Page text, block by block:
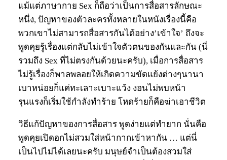
แม้แต่ภาษากาย Sex ก็ถือว่าเป็นการสื่อสารลักษณะ
หนึ่ง, ปัญหาของตัวละครทั้งหลายในหนังเรื่องนี้คือ
พวกเขาไม่สามารถสื่อสารกันได้อย่าง’เข้าใจ’ ถึงจะ
พูดคุยรู้เรื่องแต่กลับไม่เข้าใจตัวตนของกันและกัน (นี่
รวมถึง Sex ที่ไม่ตรงกันด้วยนะครับ), เมื่อการสื่อสาร
ไม่รู้เรื่องก็พาลพลอยให้เกิดความขัดแย้งต่างๆนานา
เบาหน่อยก็แค่ทะเลาะเบาะแว้ง งอนไม่พบหน้า
รุนแรงก็เริ่มใช้กำลังทำร้าย โหดร้ายก็คือฆ่าเอาชีวิต
วิธีแก้ปัญหาของการสื่อสาร พูดง่ายแต่ทำยาก นั่นคือ
พูดคุยเปิดอกไม่สวมใส่หน้ากากเข้าหากัน … แต่นี่
เป็นไปไม่ได้เลยนะครับ มนุษย์จำเป็นต้องสวมใส่